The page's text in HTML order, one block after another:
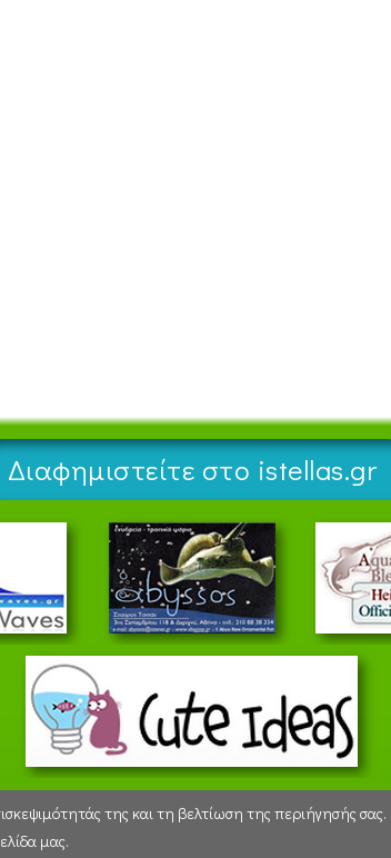
Διαφημιστείτε στο istellas.gr
11:22:50 - Friday 7 August 2026
της και τη βελτίωση της περιήγησής
μας.